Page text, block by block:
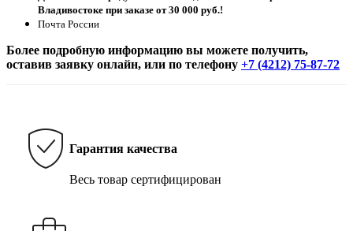
Владивостоке при заказе от 30 000 руб.!
Почта России
Более подробную информацию вы можете получить,
оставив заявку онлайн, или по телефону +7 (4212) 75-87-72
Гарантия качества
Весь товар сертифицирован